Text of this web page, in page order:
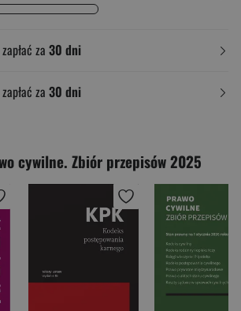
za 30 dni
za 30 dni
cywilne. Zbiór przepisów 2025